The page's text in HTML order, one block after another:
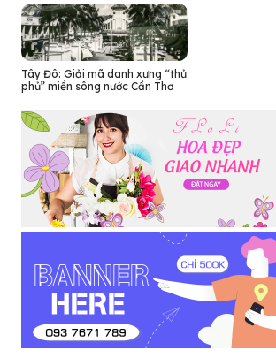
Tây Đô: Giải mã danh xưng “thủ
phủ” miền sông nước Cần Thơ